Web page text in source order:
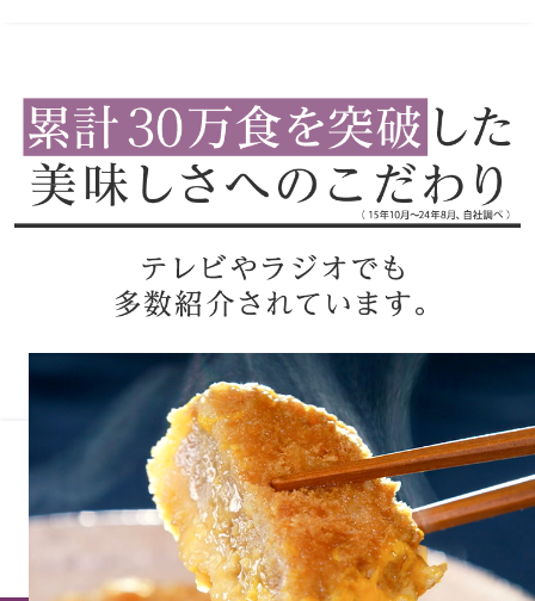
Miss Kyouko／ミスキョウコ
集
財布／小物
財布／コイン
革小物
ウオッチ／ア
ウオッチ